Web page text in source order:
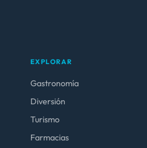
EXPLORAR
Gastronomía
Diversión
Turismo
Farmacias